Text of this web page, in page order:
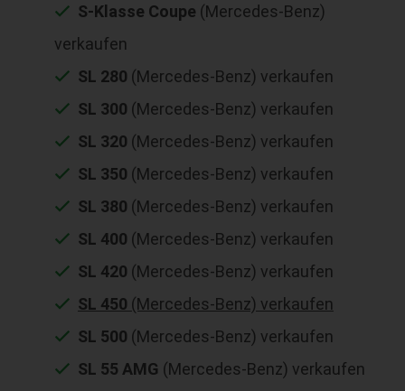
S-Klasse Coupe (Mercedes-Benz)
verkaufen
SL 280 (Mercedes-Benz) verkaufen
SL 300 (Mercedes-Benz) verkaufen
SL 320 (Mercedes-Benz) verkaufen
SL 350 (Mercedes-Benz) verkaufen
SL 380 (Mercedes-Benz) verkaufen
SL 400 (Mercedes-Benz) verkaufen
SL 420 (Mercedes-Benz) verkaufen
SL 450 (Mercedes-Benz) verkaufen
SL 500 (Mercedes-Benz) verkaufen
SL 55 AMG (Mercedes-Benz) verkaufen